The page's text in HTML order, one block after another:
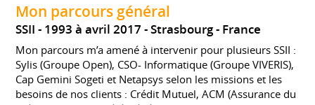
Mon parcours général
SSII 1993 à avril 2017 Strasbourg France
Mon parcours m’a amené à intervenir pour plusieurs SSII :
Sylis (Groupe Open), CSO- Informatique (Groupe VIVERIS),
Cap Gemini Sogeti et Netapsys selon les missions et les
besoins de nos clients : Crédit Mutuel, ACM (Assurance du